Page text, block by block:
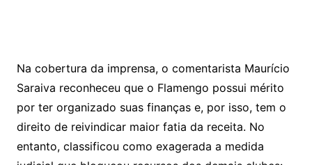
Na cobertura da imprensa, o comentarista Maurício
Saraiva reconheceu que o Flamengo possui mérito
por ter organizado suas finanças e, por isso, tem o
direito de reivindicar maior fatia da receita. No
entanto, classificou como exagerada a medida